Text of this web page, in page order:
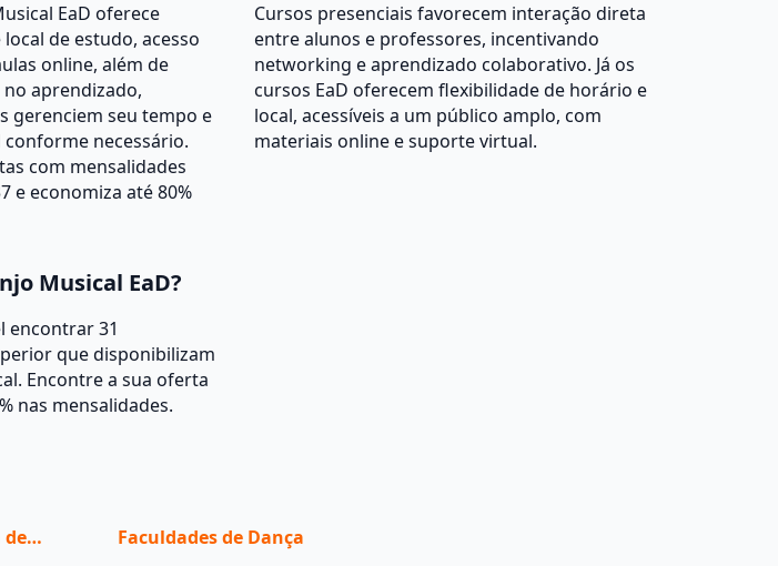
EaD oferece
de estudo, acesso
online, além de
aprendizado,
gerenciem seu tempo e
necessário.
com mensalidades
e economiza até 80%
Cursos presenciais favorecem interação direta
entre alunos e professores, incentivando
networking e aprendizado colaborativo. Já os
cursos EaD oferecem flexibilidade de horário e
local, acessíveis a um público amplo, com
materiais online e suporte virtual.
Musical EaD?
encontrar 31
que disponibilizam
Encontre a sua oferta
nas mensalidades.
de
Faculdades de Dança